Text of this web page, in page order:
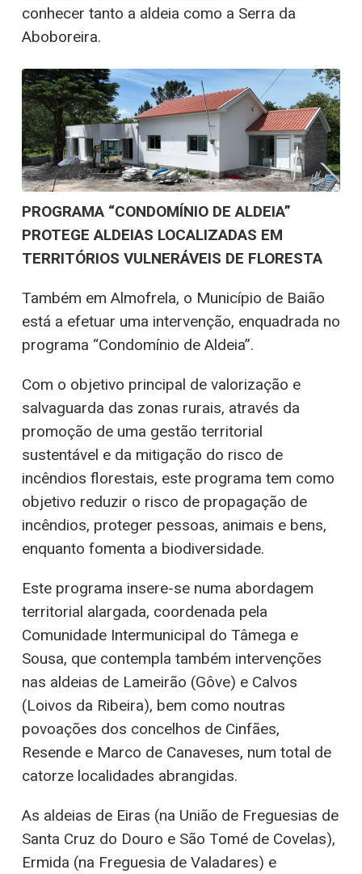
conhecer tanto a aldeia como a Serra da
Aboboreira.
PROGRAMA “CONDOMÍNIO DE ALDEIA”
PROTEGE ALDEIAS LOCALIZADAS EM
TERRITÓRIOS VULNERÁVEIS DE FLORESTA
Também em Almofrela, o Município de Baião
está a efetuar uma intervenção, enquadrada no
programa “Condomínio de Aldeia”.
Com o objetivo principal de valorização e
salvaguarda das zonas rurais, através da
promoção de uma gestão territorial
sustentável e da mitigação do risco de
incêndios florestais, este programa tem como
objetivo reduzir o risco de propagação de
incêndios, proteger pessoas, animais e bens,
enquanto fomenta a biodiversidade.
Este programa insere-se numa abordagem
territorial alargada, coordenada pela
Comunidade Intermunicipal do Tâmega e
Sousa, que contempla também intervenções
nas aldeias de Lameirão (Gôve) e Calvos
(Loivos da Ribeira), bem como noutras
povoações dos concelhos de Cinfães,
Resende e Marco de Canaveses, num total de
catorze localidades abrangidas.
As aldeias de Eiras (na União de Freguesias de
Santa Cruz do Douro e São Tomé de Covelas),
Ermida (na Freguesia de Valadares) e